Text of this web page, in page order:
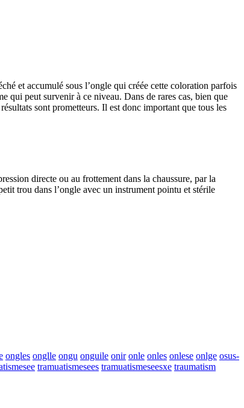
et accumulé sous l’ongle qui créée cette coloration parfois
qui peut survenir à ce niveau. Dans de rares cas, bien que
sont prometteurs. Il est donc important que tous les
directe ou au frottement dans la chaussure, par la
trou dans l’ongle avec un instrument pointu et stérile
ongles onglle ongu onguile onir onle onles onlese onlge osus-
tramuatismesees tramuatismeseesxe traumatism